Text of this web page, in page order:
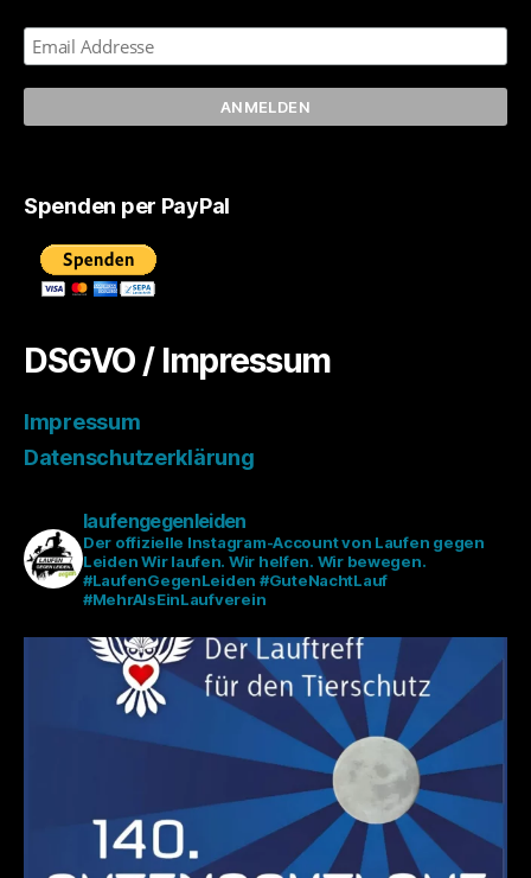
Spenden per PayPal
DSGVO / Impressum
Impressum
Datenschutzerklärung
laufengegenleiden
Der offizielle Instagram-Account von Laufen gegen
LeidenWir laufen. Wir helfen. Wir bewegen.
#LaufenGegenLeiden #GuteNachtLauf
#MehrAlsEinLaufverein